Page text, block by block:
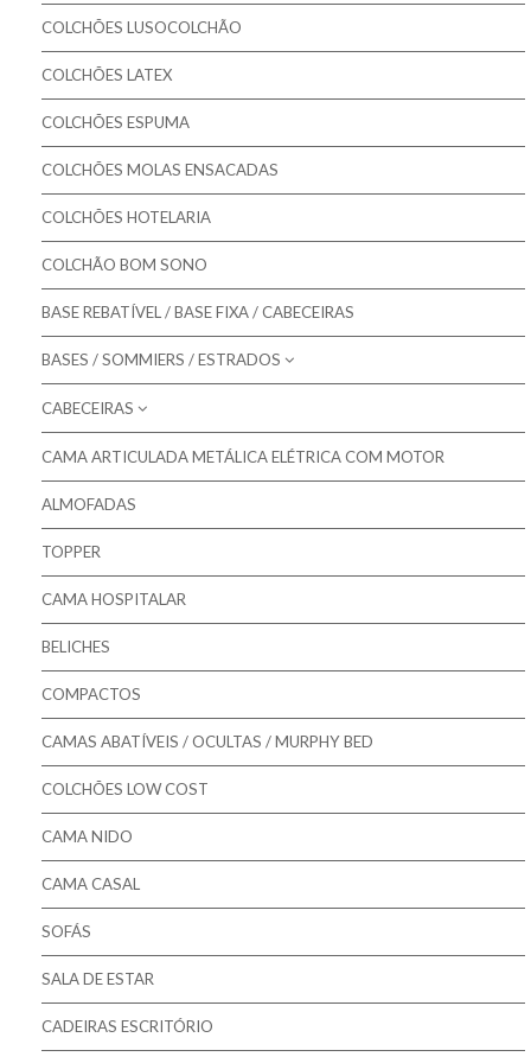
Pikolin - Colchões Criança e Bebé
Colmed - Colchões Medicinais
Colmol - Colchões
Bestbed - Colchões
Bom Repouso - Colchões
Mindol - Colchões
Colchões para Bebé
Colchões Low Cost
Colchões Gama MASTER
Colchões Gama ORTOPÉDICO
Colchões Gama SOFT
COLCHÕES LUSOCOLCHÃO
COLCHÕES LATEX
COLCHÕES ESPUMA
COLCHÕES MOLAS ENSACADAS
COLCHÕES HOTELARIA
COLCHÃO BOM SONO
BASE REBATÍVEL / BASE FIXA / CABECEIRAS
BASES / SOMMIERS / ESTRADOS
Molaflex - Bases Forradas
Molaflex - Lâminas
Molaflex - Rebatíveis
Pikolin - Bases
Bestbed - Sommiers
Mindol - Bases
CABECEIRAS
Molaflex - Cabeceiras para camas
Mindol - Cabeceiras para camas
CAMA ARTICULADA METÁLICA ELÉTRICA COM MOTOR
ALMOFADAS
TOPPER
CAMA HOSPITALAR
BELICHES
COMPACTOS
CAMAS ABATÍVEIS / OCULTAS / MURPHY BED
COLCHÕES LOW COST
CAMA NIDO
CAMA CASAL
SOFÁS
SALA DE ESTAR
CADEIRAS ESCRITÓRIO